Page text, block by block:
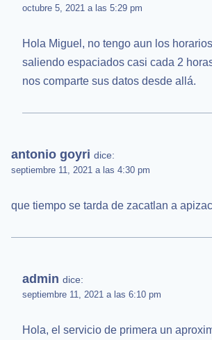
octubre 5, 2021 a las 5:29 pm
Hola Miguel, no tengo aun los
saliendo espaciados casi cada 2
nos comparte sus datos desde allá.
antonio goyri dice:
septiembre 11, 2021 a las 4:30 pm
que tiempo se tarda de zacatlan a
admin dice:
septiembre 11, 2021 a las 6:10 pm
Hola, el servicio de primera un